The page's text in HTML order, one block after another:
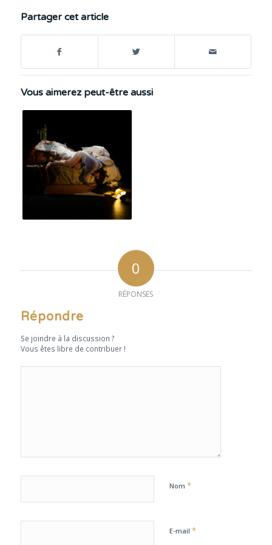
Partager cet article
Vous aimerez peut-être aussi
0
RÉPONSES
Répondre
Se joindre à la discussion ?
Vous êtes libre de contribuer !
Nom *
E-mail *